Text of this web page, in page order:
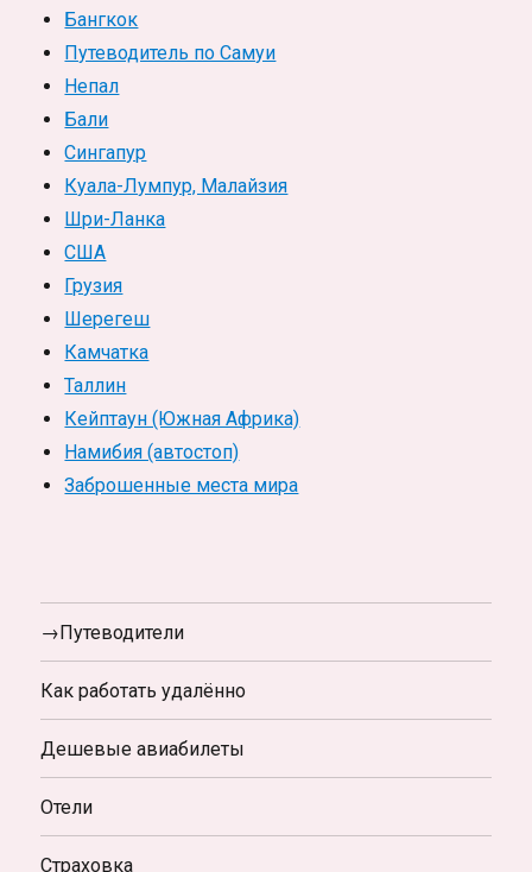
Бангкок
Путеводитель по Самуи
Непал
Бали
Сингапур
Куала-Лумпур, Малайзия
Шри-Ланка
США
Грузия
Шерегеш
Камчатка
Таллин
Кейптаун (Южная Африка)
Намибия (автостоп)
Заброшенные места мира
→Путеводители
Как работать удалённо
Дешевые авиабилеты
Отели
Страховка